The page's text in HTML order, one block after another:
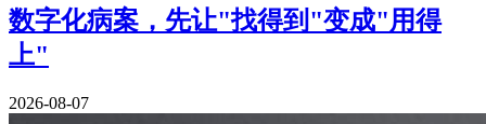
数字化病案，先让"找得到"变成"用得
上"
2026-08-07